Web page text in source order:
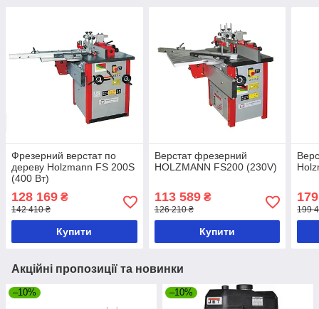
Фрезерний верстат по
дереву Holzmann FS 200S
(400 Вт)
128 169 ₴
142 410 ₴
Купити
Верстат фрезерний
HOLZMANN FS200 (230V)
113 589₴
126 210 ₴
Купити
199
Акційні пропозиції та новинки
–10% –10%